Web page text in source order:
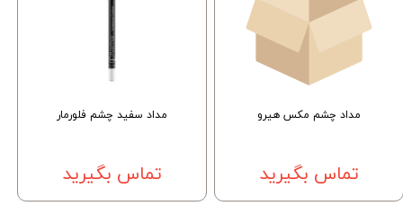
مداد چشم مکس هیرو
تماس بگیرید
مداد سفید چشم فلورمار
تماس بگیرید